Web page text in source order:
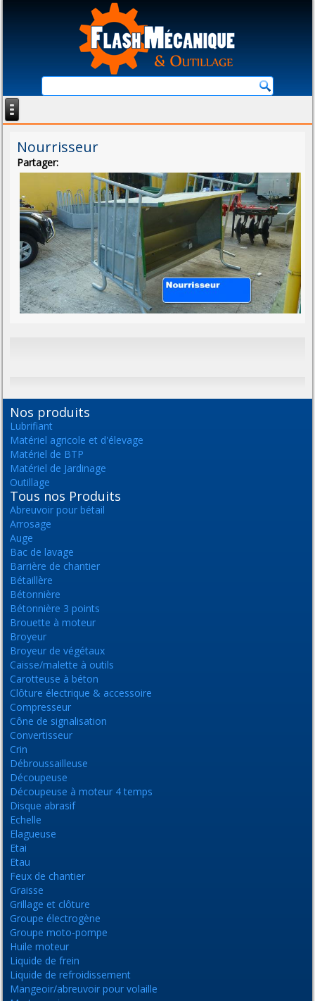
Nourrisseur
Partager:
Nos produits
Lubrifiant
Matériel agricole et d'élevage
Matériel de BTP
Matériel de Jardinage
Outillage
Tous nos Produits
Abreuvoir pour bétail
Arrosage
Auge
Bac de lavage
Barrière de chantier
Bétaillère
Bétonnière
Bétonnière 3 points
Brouette à moteur
Broyeur
Broyeur de végétaux
Caisse/malette à outils
Carotteuse à béton
Clôture électrique & accessoire
Compresseur
Cône de signalisation
Convertisseur
Crin
Débroussailleuse
Découpeuse
Découpeuse à moteur 4 temps
Disque abrasif
Echelle
Elagueuse
Etai
Etau
Feux de chantier
Graisse
Grillage et clôture
Groupe électrogène
Groupe moto-pompe
Huile moteur
Liquide de frein
Liquide de refroidissement
Mangeoir/abreuvoir pour volaille